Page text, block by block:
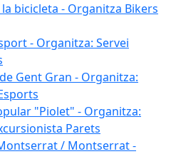
bicicleta - Organitza Bikers
- Organitza: Servei
Gent Gran - Organitza:
"Piolet" - Organitza:
Parets
/ Montserrat -